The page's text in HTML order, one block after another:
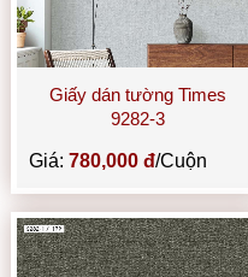
Giấy dán tường Times
9282-3
Giá:780,000 đ/Cuộn